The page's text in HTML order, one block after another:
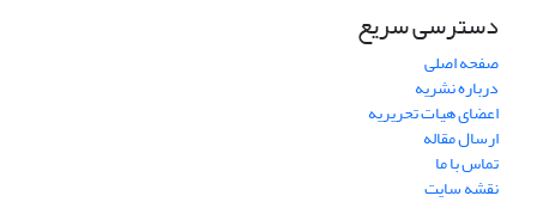
دسترسی سریع
صفحه اصلی
درباره نشریه
اعضای هیات تحریریه
ارسال مقاله
تماس با ما
نقشه سایت